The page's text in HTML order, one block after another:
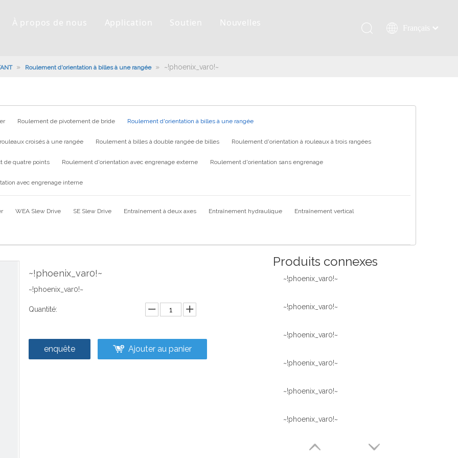
À propos de nous Application Soutien Nouvelles Français
» Roulement d'orientation à billes à une rangée » ~!phoenix_var0!~
Roulement de pivotement de bride Roulement d'orientation à billes à une rangée
croisés à une rangée Roulement à billes à double rangée de billes Roulement d'orientation à rouleaux à trois rangées
de quatre points Roulement d'orientation avec engrenage externe Roulement d'orientation sans engrenage
avec engrenage interne
WEA Slew Drive SE Slew Drive Entraînement à deux axes Entraînement hydraulique Entraînement vertical
~!phoenix_var0!~
~!phoenix_var0!~
Quantité:
enquête Ajouter au panier
Produits connexes
~!phoenix_var0!~
~!phoenix_var0!~
~!phoenix_var0!~
~!phoenix_var0!~
~!phoenix_var0!~
~!phoenix_var0!~